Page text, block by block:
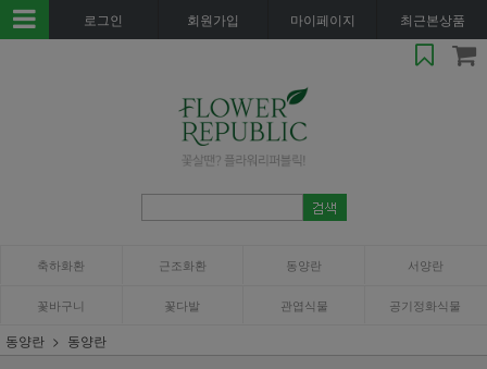
로그인 회원가입 마이페이지 최근본상품
축하화환 근조화환 동양란 서양란
꽃바구니 꽃다발 관엽식물 공기정화식물
동양란 동양란